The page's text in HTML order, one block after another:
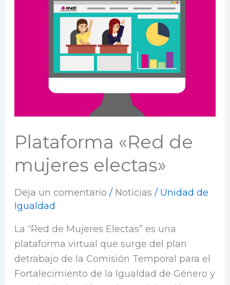
Plataforma «Red de
mujeres electas»
Deja un comentario / Noticias / Unidad de
Igualdad
La “Red de Mujeres Electas” es una
plataforma virtual que surge del plan
detrabajo de la Comisión Temporal para el
Fortalecimiento de la Igualdad de Género y